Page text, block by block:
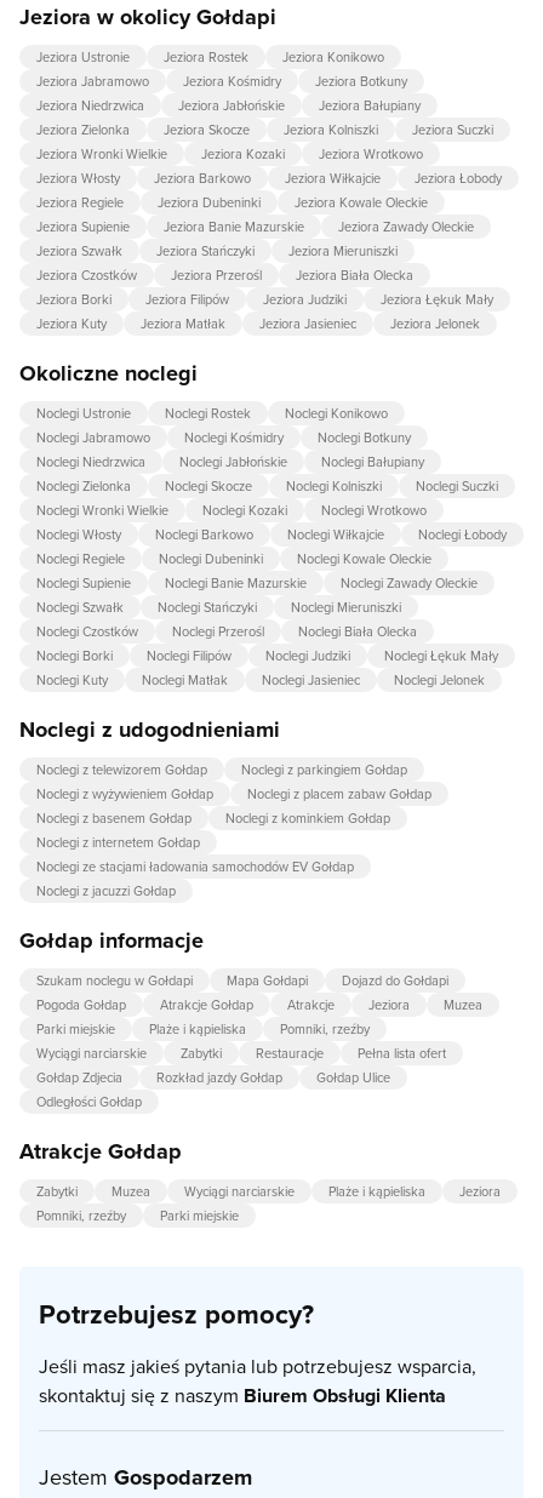
Jeziora w okolicy Gołdapi
Jeziora Ustronie Jeziora Rostek
Jeziora Konikowo
Jeziora Jabramowo
Jeziora Kośmidry
Jeziora Botkuny
Jeziora Niedrzwica
Jeziora Jabłońskie
Jeziora Bałupiany
Jeziora Zielonka
Jeziora Skocze Jeziora Kolniszki
Jeziora Suczki
Jeziora Wronki Wielkie
Jeziora Kozaki
Jeziora Wrotkowo
Jeziora Włosty
Jeziora Barkowo Jeziora Wiłkajcie
Jeziora Łobody
Jeziora Regiele
Jeziora Dubeninki
Jeziora Kowale Oleckie
Jeziora Supienie
Jeziora Banie Mazurskie
Jeziora Zawady Oleckie
Jeziora Szwałk
Jeziora Stańczyki
Jeziora Mieruniszki
Jeziora Czostków
Jeziora Przerośl
Jeziora Biała Olecka
Jeziora Borki
Jeziora Filipów Jeziora Judziki
Jeziora Łękuk Mały
Jeziora Kuty
Jeziora Matłak Jeziora Jasieniec Jeziora Jelonek
Okoliczne noclegi
Noclegi Ustronie Noclegi Rostek
Noclegi Konikowo
Noclegi Jabramowo
Noclegi Kośmidry
Noclegi Botkuny
Noclegi Niedrzwica
Noclegi Jabłońskie
Noclegi Bałupiany
Noclegi Zielonka
Noclegi Skocze Noclegi Kolniszki
Noclegi Suczki
Noclegi Wronki Wielkie
Noclegi Kozaki
Noclegi Wrotkowo
Noclegi Włosty
Noclegi Barkowo Noclegi Wiłkajcie
Noclegi Łobody
Noclegi Regiele
Noclegi Dubeninki
Noclegi Kowale Oleckie
Noclegi Supienie
Noclegi Banie Mazurskie
Noclegi Zawady Oleckie
Noclegi Szwałk
Noclegi Stańczyki
Noclegi Mieruniszki
Noclegi Czostków
Noclegi Przerośl
Noclegi Biała Olecka
Noclegi Borki
Noclegi Filipów Noclegi Judziki
Noclegi Łękuk Mały
Noclegi Kuty
Noclegi Matłak Noclegi Jasieniec Noclegi Jelonek
Noclegi z udogodnieniami
Noclegi z telewizorem Gołdap
Noclegi z parkingiem Gołdap
Noclegi z wyżywieniem Gołdap
Noclegi z placem zabaw Gołdap
Noclegi z basenem Gołdap
Noclegi z kominkiem Gołdap
Noclegi z internetem Gołdap
Noclegi ze stacjami ładowania samochodów EV Gołdap
Noclegi z jacuzzi Gołdap
Gołdap informacje
Szukam noclegu w Gołdapi Mapa Gołdapi
Dojazd do Gołdapi
Pogoda Gołdap
Atrakcje Gołdap Atrakcje Jeziora
Muzea
Parki miejskie
Plaże i kąpieliska
Pomniki, rzeźby
Wyciągi narciarskie
Zabytki Restauracje
Pełna lista ofert
Gołdap Zdjecia
Rozkład jazdy Gołdap
Gołdap Ulice
Odległości Gołdap
Atrakcje Gołdap
Zabytki Muzea Wyciągi narciarskie Plaże i kąpieliska
Jeziora
Pomniki, rzeźby
Parki miejskie
Potrzebujesz pomocy?
Jeśli masz jakieś pytania lub potrzebujesz wsparcia,
skontaktuj się z naszym Biurem Obsługi Klienta
Jestem Gospodarzem